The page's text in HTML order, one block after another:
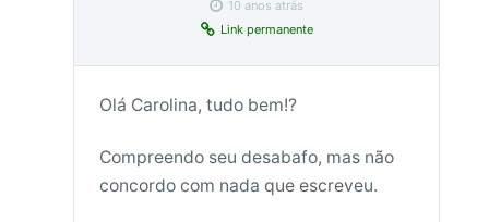
10 anos atrás
Link permanente
Olá Carolina, tudo bem!?
Compreendo seu desabafo, mas não
concordo com nada que escreveu.